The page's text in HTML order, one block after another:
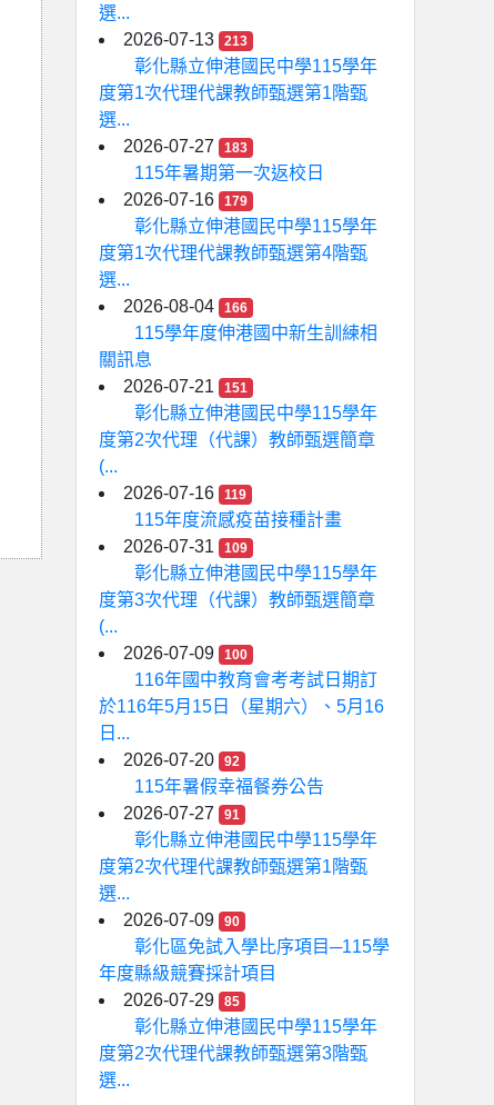
選...
2026-07-13
213
彰化縣立伸港國民中學115學年
度第1次代理代課教師甄選第1階甄
選...
2026-07-27
183
115年暑期第一次返校日
2026-07-16
179
彰化縣立伸港國民中學115學年
度第1次代理代課教師甄選第4階甄
選...
2026-08-04
166
115學年度伸港國中新生訓練相
關訊息
2026-07-21
151
彰化縣立伸港國民中學115學年
度第2次代理（代課）教師甄選簡章
(...
2026-07-16
119
115年度流感疫苗接種計畫
2026-07-31
109
彰化縣立伸港國民中學115學年
度第3次代理（代課）教師甄選簡章
(...
2026-07-09
100
116年國中教育會考考試日期訂
於116年5月15日（星期六）、5月16
日...
2026-07-20
92
115年暑假幸福餐券公告
2026-07-27
91
彰化縣立伸港國民中學115學年
度第2次代理代課教師甄選第1階甄
選...
2026-07-09
90
彰化區免試入學比序項目─115學
年度縣級競賽採計項目
2026-07-29
85
彰化縣立伸港國民中學115學年
度第2次代理代課教師甄選第3階甄
選...